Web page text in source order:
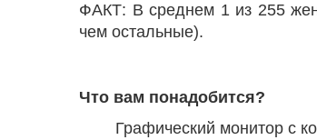
ФАКТ: В среднем 1 из 255
чем остальные).
Что вам понадобится?
Графический монитор с